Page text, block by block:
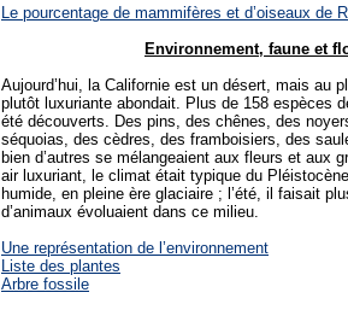
Le pourcentage de mammifères et d’oiseaux de
Environnement, faune et
Aujourd’hui, la Californie est un désert, mais au
plutôt luxuriante abondait. Plus de 158 espèces
été découverts. Des pins, des chênes, des
séquoias, des cèdres, des framboisiers, des
bien d’autres se mélangeaient aux fleurs et aux
air luxuriant, le climat était typique du
humide, en pleine ère glaciaire ; l’été, il faisait
d’animaux évoluaient dans ce milieu.
Une représentation de l’environnement
Liste des plantes
Arbre fossile